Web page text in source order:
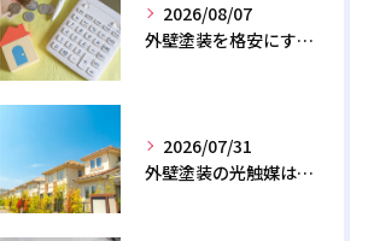
2026/08/07
外壁塗装を格安にする裏ワザ！専門店に直接頼むと数十万浮く？
2026/07/31
外壁塗装の光触媒は効果なし？デメリットと2026年のリアル